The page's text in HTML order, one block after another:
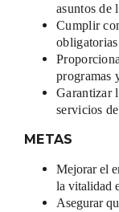
asuntos de
Cumplir
programas
Garantizar
servicios
METAS
Mejorar el
la vitalidad
Asegurar